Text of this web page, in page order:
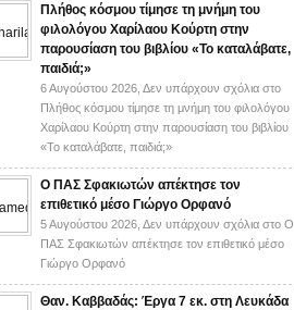
Πλήθος κόσμου τίμησε τη μνήμη του
φιλολόγου Χαρίλαου Κούρτη στην
παρουσίαση του βιβλίου «Το καταλάβατε,
παιδιά;»
6 Αυγούστου 2026, Δεν υπάρχουν σχόλια στο
Πλήθος κόσμου τίμησε τη μνήμη του φιλολόγου
Χαρίλαου Κούρτη στην παρουσίαση του βιβλίου
«Το καταλάβατε, παιδιά;»
Ο ΠΑΣ Σφακιωτών απέκτησε τον
επιθετικό μέσο Γιώργο Ορφανό
5 Αυγούστου 2026, Δεν υπάρχουν σχόλια στο Ο
ΠΑΣ Σφακιωτών απέκτησε τον επιθετικό μέσο
Γιώργο Ορφανό
Θαν. Καββαδάς: Έργα 7 εκ. στη Λευκάδα